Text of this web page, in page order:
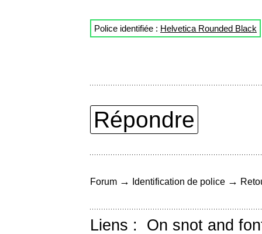
Police identifiée : Helvetica Rounded Black
Répondre
Forum → Identification de police →
Liens : On snot and